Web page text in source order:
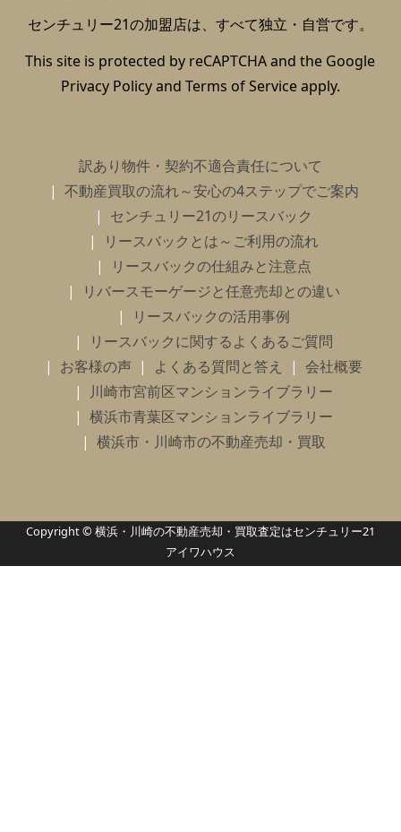
センチュリー21の加盟店は、すべて独立・自営です。
This site is protected by reCAPTCHA and the Google
Privacy Policyand Terms of Serviceapply.
訳あり物件・契約不適合責任について
不動産買取の流れ～安心の4ステップでご案内
センチュリー21のリースバック
リースバックとは～ご利用の流れ
リースバックの仕組みと注意点
リバースモーゲージと任意売却との違い
リースバックの活用事例
リースバックに関するよくあるご質問
お客様の声
よくある質問と答え
会社概要
川崎市宮前区マンションライブラリー
横浜市青葉区マンションライブラリー
横浜市・川崎市の不動産売却・買取
Copyright © 横浜・川崎の不動産売却・買取査定はセンチュリー21
アイワハウス